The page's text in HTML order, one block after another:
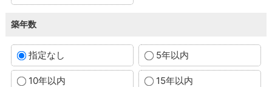
築年数
指定なし 5年以内
10年以内 15年以内